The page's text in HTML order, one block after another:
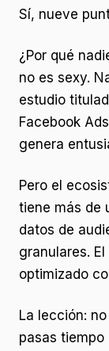
Sí, nueve
¿Por qué
no es sexy.
estudio
Facebook
genera
Pero el
tiene más de
datos de
granulares.
optimizado
La lección:
pasas